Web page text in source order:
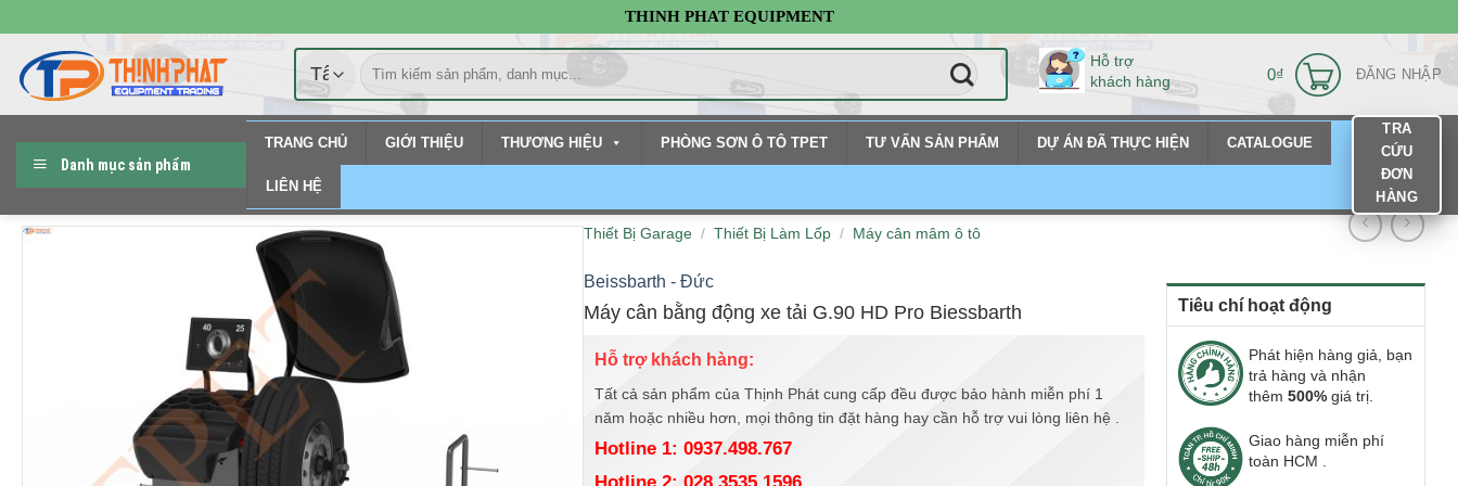
đến
nội
dung
THINH PHAT EQUIPMENT
Tìm
kiếm:
Hỗ trợ
khách hàng
0₫ ĐĂNG NHẬP
Danh mục sản phẩm
TRANG CHỦ GIỚI THIỆU THƯƠNG HIỆU PHÒNG SƠN Ô TÔ TPET TƯ VẤN SẢN PHẨM DỰ ÁN ĐÃ THỰC HIỆN CATALOGUE
LIÊN HỆ
TRA
CỨU
ĐƠN
HÀNG
Tiêu chí hoạt động
Phát hiện hàng giả, bạn
trả hàng và nhận
thêm500% giá trị.
Giao hàng miễn phí
toàn HCM .
Thiết Bị Garage / Thiết Bị Làm Lốp / Máy cân mâm ô tô
Beissbarth - Đức
Máy cân bằng động xe tải G.90 HD Pro Biessbarth
Hỗ trợ khách hàng:
Tất cả sản phẩm của Thịnh Phát cung cấp đều được bảo hành miễn phí 1
năm hoặc nhiều hơn, mọi thông tin đặt hàng hay cần hỗ trợ vui lòng liên hệ .
Hotline 1: 0937.498.767
Hotline 2: 028.3535.1596